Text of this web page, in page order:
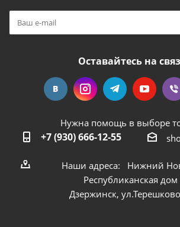
Оставайтесь на
Нужна помощь в выборе
+7 (930) 666-12-55
Наши адреса: Нижний
Республиканская дом
Дзержинск,